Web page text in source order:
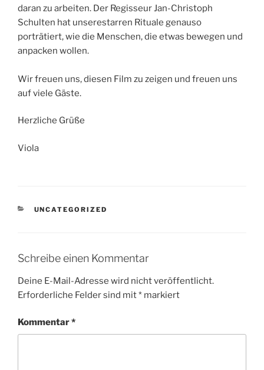
daran zu arbeiten. Der Regisseur Jan-Christoph
Schulten hat unserestarren Rituale genauso
porträtiert, wie die Menschen, die etwas bewegen und
anpacken wollen.
Wir freuen uns, diesen Film zu zeigen und freuen uns
auf viele Gäste.
Herzliche Grüße
Viola
KATEGORIEN
UNCATEGORIZED
Schreibe einen Kommentar
Deine E-Mail-Adresse wird nicht veröffentlicht.
Erforderliche Felder sind mit* markiert
Kommentar*